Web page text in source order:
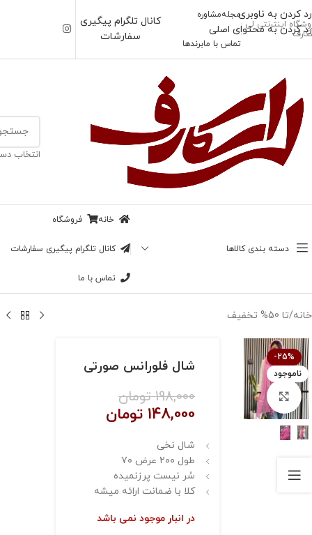
رد کردن به ناوبری
رد کردن به محتوای اصلی
اینترنتی لی
مجلهمشاوره
تماس با مابرندها
کانال تلگرام پیگیری
سفارشات
انتخاب
دسته بندی کالاها
خانه فروشگاه
کانال تلگرام پیگیری سفارشات
تماس با ما
خانه/تا 50% تخفیف
-25%
ناموجود
بزرگنمایی تصویر
شال فلورانس صورتی
198,000 تومان
148,000 تومان
شال نخی
طول ٢٠٠ عرض ٧٠
سُر نیست پرزنمیده
کلا با ضمانت ارائه میشه
در انبار موجود نمی باشد